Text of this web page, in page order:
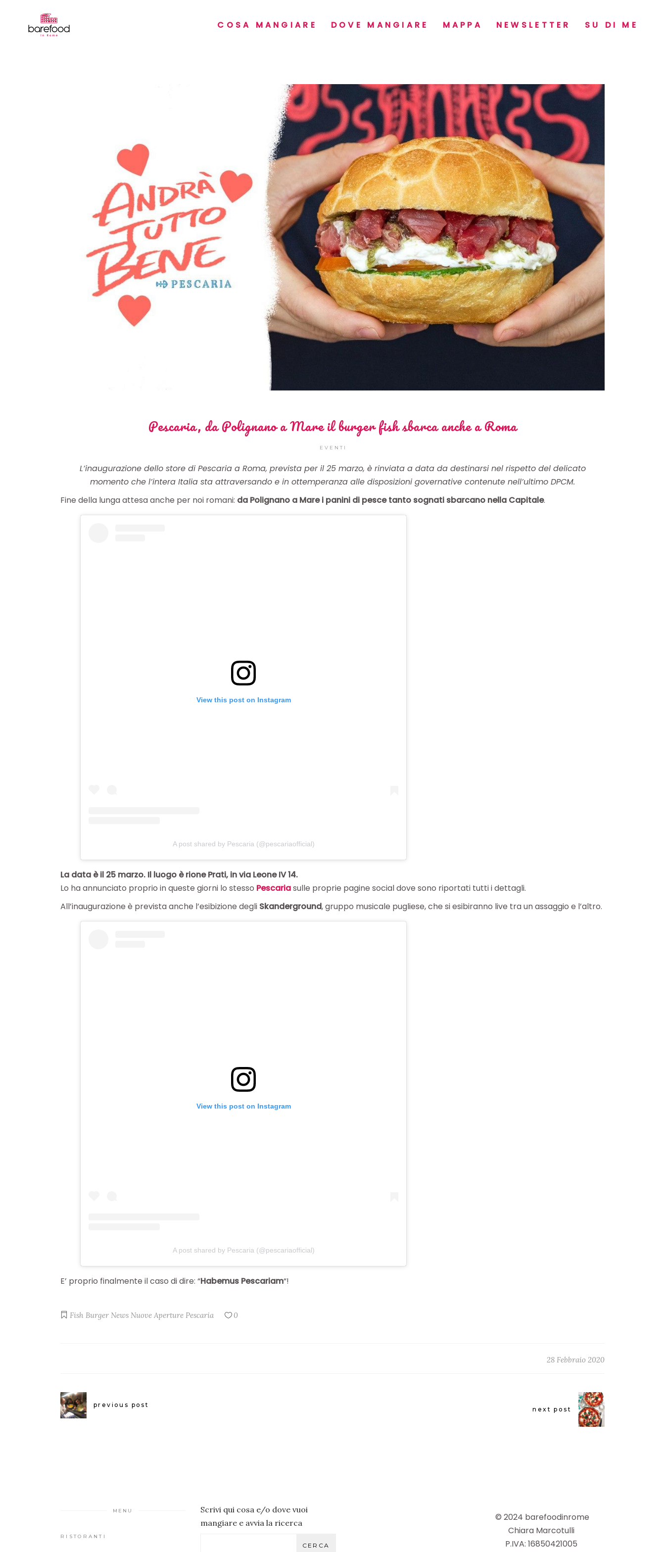
COSA MANGIARE DOVE MANGIARE MAPPA NEWSLETTER SU DI ME
Pescaria, da Polignano a Mare il burger fish sbarca anche a Roma
EVENTI
L’inaugurazione dello store di Pescaria a Roma, prevista per il 25 marzo, è rinviata a data da destinarsi nel rispetto del delicato
momento che l’intera Italia sta attraversando e in ottemperanza alle disposizioni governative contenute nell’ultimo DPCM.
Fine della lunga attesa anche per noi romani: da Polignano a Mare i panini di pesce tanto sognati sbarcano nella Capitale.
View this post on Instagram
A post shared by Pescaria (@pescariaofficial)
La data è il 25 marzo. Il luogo è rionePrati, in via Leone IV 14.
Lo ha annunciato proprio in queste giorni lo stesso Pescariasulle proprie pagine social dove sono riportati tutti i dettagli.
All’inaugurazione è prevista anche l’esibizione degli Skanderground, gruppo musicale pugliese, che si esibiranno live tra un assaggio e l’altro.
View this post on Instagram
A post shared by Pescaria (@pescariaofficial)
E’ proprio finalmente il caso di dire: “Habemus Pescariam“!
Fish Burger News Nuove Aperture Pescaria 0
28 Febbraio 2020
previous post
next post
MENU
RISTORANTI
Scrivi qui cosa e/o dove vuoi
mangiare e avvia la ricerca
CERCA
© 2024 barefoodinrome
Chiara Marcotulli
P.IVA: 16850421005